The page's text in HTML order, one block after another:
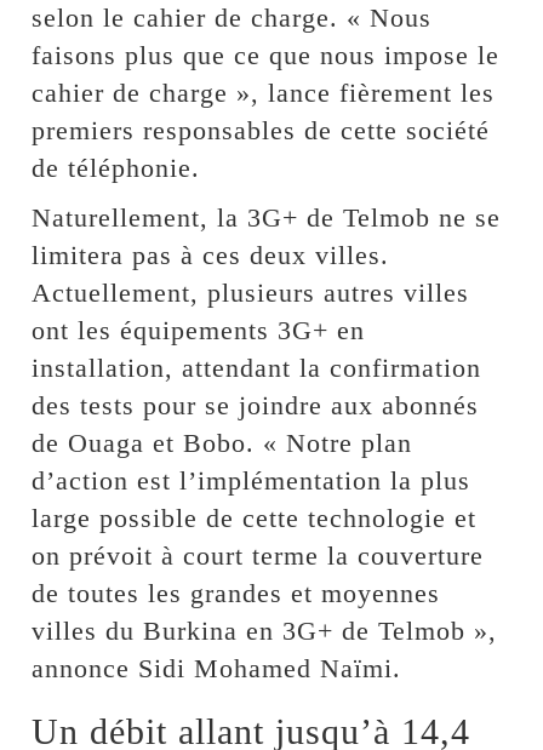
selon le cahier de charge. « Nous
faisons plus que ce que nous impose le
cahier de charge », lance fièrement les
premiers responsables de cette société
de téléphonie.
Naturellement, la 3G+ de Telmob ne se
limitera pas à ces deux villes.
Actuellement, plusieurs autres villes
ont les équipements 3G+ en
installation, attendant la confirmation
des tests pour se joindre aux abonnés
de Ouaga et Bobo. « Notre plan
d’action est l’implémentation la plus
large possible de cette technologie et
on prévoit à court terme la couverture
de toutes les grandes et moyennes
villes du Burkina en 3G+ de Telmob »,
annonce Sidi Mohamed Naïmi.
Un débit allant jusqu’à 14,4